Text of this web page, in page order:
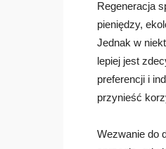
Regeneracja
pieniędzy,
Jednak w
lepiej jest
preferencji i
przynieść
Wezwanie do